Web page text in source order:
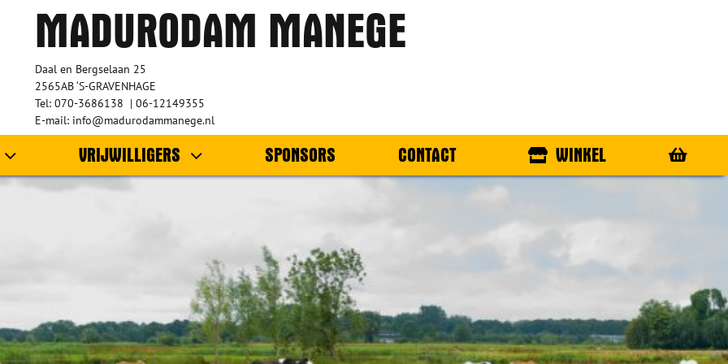
MADURODAM MANEGE
Daal en Bergselaan 25
2565AB ‘S-GRAVENHAGE
Tel: 070-3686138 | 06-12149355
E-mail: info@madurodammanege.nl
VRIJWILLIGERS SPONSORS CONTACT WINKEL